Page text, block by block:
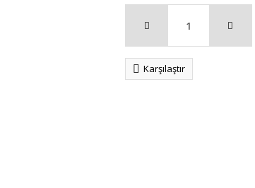
Karşılaştır